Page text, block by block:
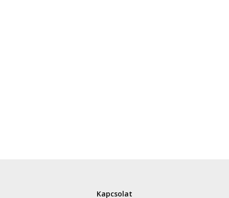
Kapcsolat